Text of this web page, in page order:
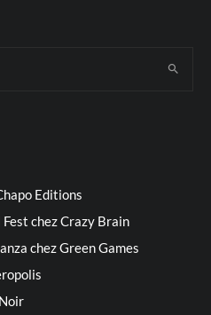
Editions
chez Crazy Brain
chez Green Games